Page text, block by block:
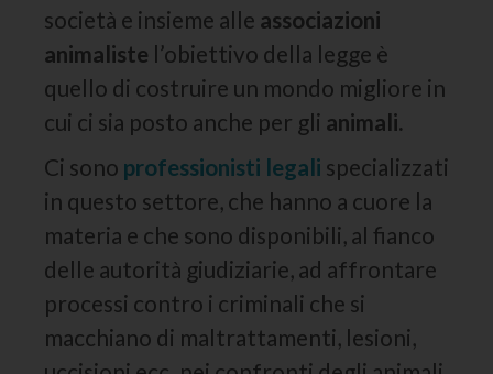
società e insieme alle associazioni
animaliste l’obiettivo della legge è
quello di costruire un mondo migliore in
cui ci sia posto anche per gli animali.
Ci sono professionisti legali specializzati
in questo settore, che hanno a cuore la
materia e che sono disponibili, al fianco
delle autorità giudiziarie, ad affrontare
processi contro i criminali che si
macchiano di maltrattamenti, lesioni,